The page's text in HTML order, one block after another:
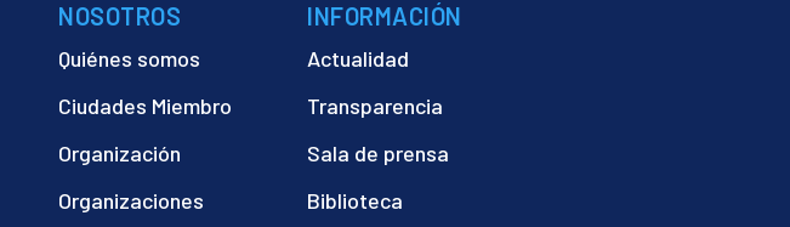
NOSOTROS
Quiénes somos
Ciudades Miembro
Organización
Organizaciones
INFORMACIÓN
Actualidad
Transparencia
Sala de prensa
Biblioteca